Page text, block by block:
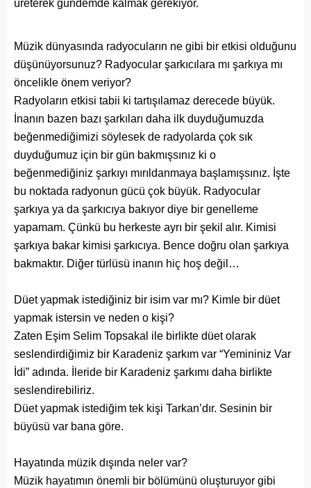
üreterek gündemde kalmak gerekiyor.
Müzik dünyasında radyocuların ne gibi bir etkisi olduğunu
düşünüyorsunuz? Radyocular şarkıcılara mı şarkıya mı
öncelikle önem veriyor?
Radyoların etkisi tabii ki tartışılamaz derecede büyük.
İnanın bazen bazı şarkıları daha ilk duyduğumuzda
beğenmediğimizi söylesek de radyolarda çok sık
duyduğumuz için bir gün bakmışsınız ki o
beğenmediğiniz şarkıyı mırıldanmaya başlamışsınız. İşte
bu noktada radyonun gücü çok büyük. Radyocular
şarkıya ya da şarkıcıya bakıyor diye bir genelleme
yapamam. Çünkü bu herkeste ayrı bir şekil alır. Kimisi
şarkıya bakar kimisi şarkıcıya. Bence doğru olan şarkıya
bakmaktır. Diğer türlüsü inanın hiç hoş değil…
Düet yapmak istediğiniz bir isim var mı? Kimle bir düet
yapmak istersin ve neden o kişi?
Zaten Eşim Selim Topsakal ile birlikte düet olarak
seslendirdiğimiz bir Karadeniz şarkım var “Yemininiz Var
İdi” adında. İleride bir Karadeniz şarkımı daha birlikte
seslendirebiliriz.
Düet yapmak istediğim tek kişi Tarkan’dır. Sesinin bir
büyüsü var bana göre.
Hayatında müzik dışında neler var?
Müzik hayatımın önemli bir bölümünü oluşturuyor gibi